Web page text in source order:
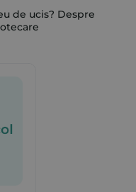
de ucis? Despre